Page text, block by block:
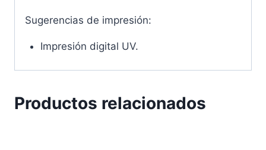
Sugerencias de impresión:
Impresión digital UV.
Productos relacionados